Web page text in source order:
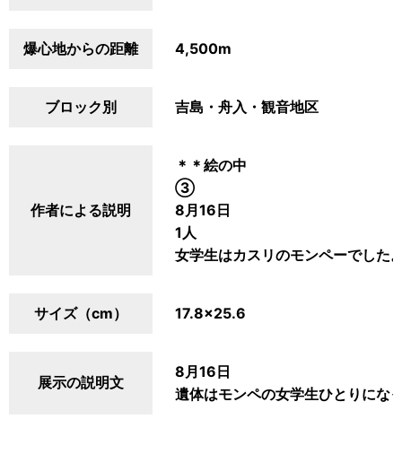
爆心地からの距離 4,500m
ブロック別 吉島・舟入・観音地区
作者による説明
＊＊絵の中
③
8月16日
1人
女学生はカスリのモンペーでした
サイズ（cm） 17.8×25.6
展示の説明文
8月16日
遺体はモンペの女学生ひとりにな